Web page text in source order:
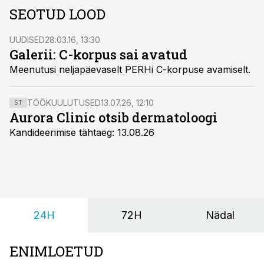
SEOTUD LOOD
UUDISED28.03.16, 13:30
Galerii: C-korpus sai avatud
Meenutusi neljapäevaselt PERHi C-korpuse avamiselt.
ST TÖÖKUULUTUSED13.07.26, 12:10
Aurora Clinic otsib dermatoloogi
Kandideerimise tähtaeg: 13.08.26
24H 72H Nädal
ENIMLOETUD